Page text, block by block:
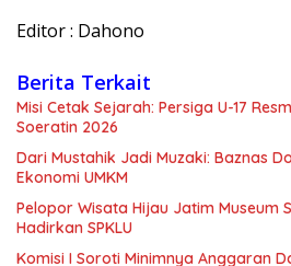
Editor : Dahono
Berita Terkait
Misi Cetak Sejarah: Persiga U-17
Soeratin 2026
Dari Mustahik Jadi Muzaki: Baznas
Ekonomi UMKM
Pelopor Wisata Hijau Jatim Museum
Hadirkan SPKLU
Komisi I Soroti Minimnya Anggaran